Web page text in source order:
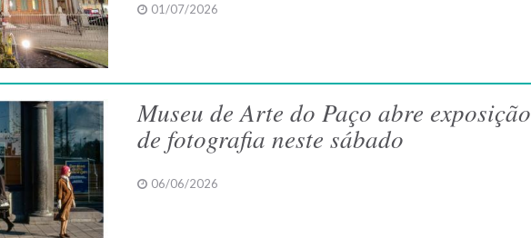
01/07/2026
Museu de Arte do Paço abre exposição
de fotografia neste sábado
06/06/2026